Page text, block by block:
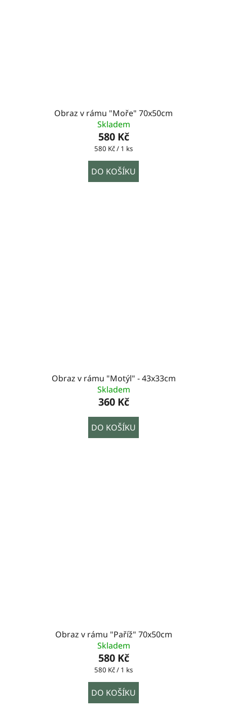
Obraz v rámu "Moře" 70x50cm
Skladem
580 Kč
Měrná
580 Kč / 1 ks
DO KOŠÍKU
Obraz v rámu "Motýl" - 43x33cm
Skladem
360 Kč
DO KOŠÍKU
Obraz v rámu "Paříž" 70x50cm
Skladem
580 Kč
Měrná
580 Kč / 1 ks
DO KOŠÍKU